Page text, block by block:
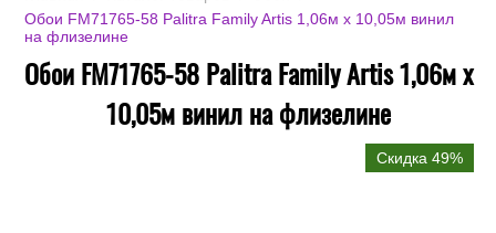
Обои FM71765-58 Palitra Family Artis 1,06м х 10,05м винил
на флизелине
Обои FM71765-58 Palitra Family Artis 1,06м х
10,05м винил на флизелине
Скидка 49%